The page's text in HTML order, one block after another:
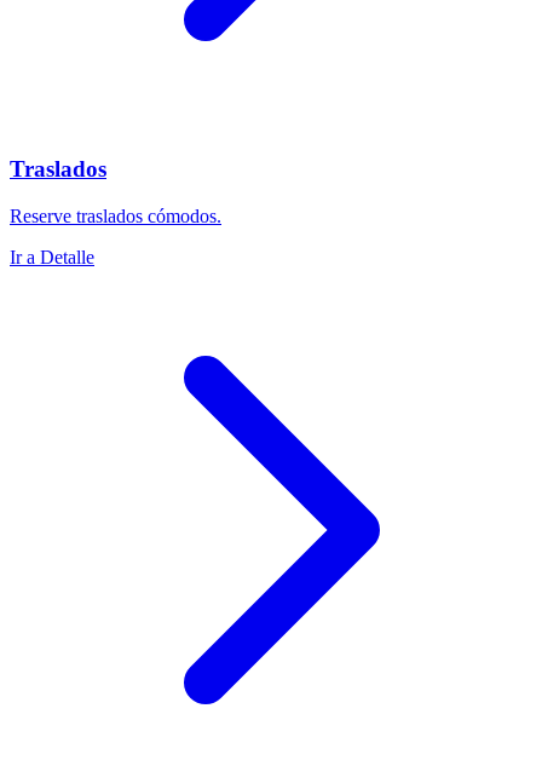
Traslados
Reserve traslados cómodos.
Ir a Detalle